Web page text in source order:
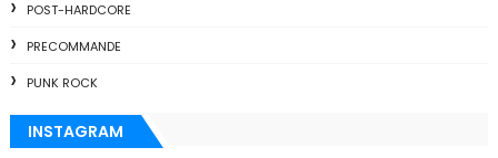
POST-HARDCORE
PRECOMMANDE
PUNK ROCK
INSTAGRAM